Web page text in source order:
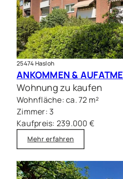
25474 Hasloh
Wohnung zu kaufen
Wohnfläche: ca. 72 m²
Zimmer: 3
Kaufpreis: 239.000 €
Mehr erfahren